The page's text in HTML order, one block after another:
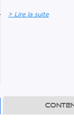
> Lire la suite